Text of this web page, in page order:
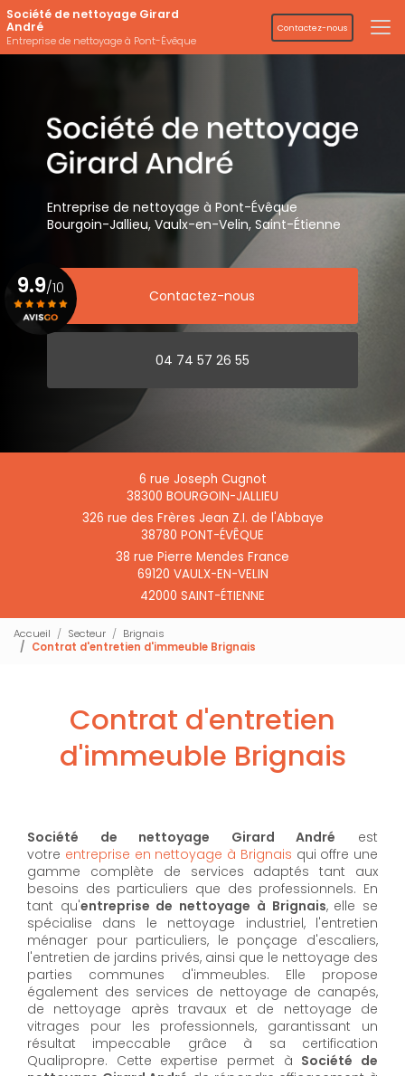
Aller
au
contenu
principal
Société de nettoyage Girard
André
Entreprise de nettoyage à Pont-Évêque
Contactez-nous
Entreprise de nettoyage à Pont-Évêque
Bourgoin-Jallieu, Vaulx-en-Velin, Saint-Étienne
Contactez-nous
04 74 57 26 55
6 rue Joseph Cugnot
38300 BOURGOIN-JALLIEU
326 rue des Frères Jean Z.I. de l'Abbaye
38780 PONT-ÉVÊQUE
38 rue Pierre Mendes France
69120 VAULX-EN-VELIN
42000 SAINT-ÉTIENNE
9.9/10
Accueil Secteur
Brignais
Contrat d'entretien d'immeuble Brignais
Contrat d'entretien
d'immeuble Brignais
Société de nettoyage Girard André est
votre entreprise en nettoyage à Brignais qui offre une
gamme complète de services adaptés tant aux
besoins des particuliers que des professionnels. En
tant qu'entreprise de nettoyage à Brignais, elle se
spécialise dans le nettoyage industriel, l'entretien
ménager pour particuliers, le ponçage d'escaliers,
l'entretien de jardins privés, ainsi que le nettoyage des
parties communes d'immeubles. Elle propose
également des services de nettoyage de canapés,
de nettoyage après travaux et de nettoyage de
vitrages pour les professionnels, garantissant un
résultat impeccable grâce à sa certification
Qualipropre. Cette expertise permet à Société de